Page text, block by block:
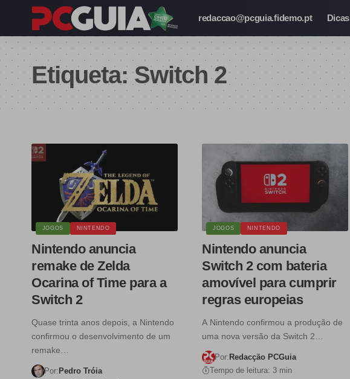
redaccao@pcguia.fidemo.pt Dicas
Etiqueta: Switch 2
JOGOS NINTENDO
Nintendo anuncia
remake de Zelda
Ocarina of Time para a
Switch 2
Quase trinta anos depois, a Nintendo
confirmou o desenvolvimento de um
remake…
Por: Pedro Tróia
JOGOS NINTENDO
Nintendo anuncia
Switch 2 com bateria
amovível para cumprir
regras europeias
A Nintendo confirmou a produção de
uma nova versão da Switch 2…
Por: Redacção PCGuia
Tempo de leitura: 3 min